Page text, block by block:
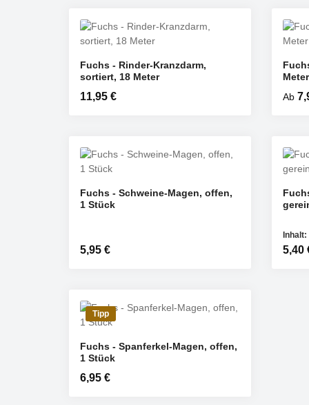
Fuchs - Rinder-Kranzdarm,
sortiert, 18 Meter
Regulärer Preis:
11,95 €
Meter
Ab
Fuchs - Schweine-Magen, offen,
1 Stück
Regulärer Preis:
5,95 €
Produkt Anzahl: Gib den Inhalt:
5,40
Tipp
Fuchs - Spanferkel-Magen, offen,
1 Stück
Regulärer Preis:
6,95 €
Produkt Anzahl: Gib den